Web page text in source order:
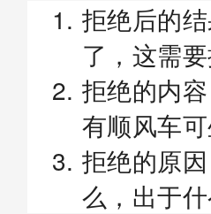
拒绝后的
了，这需
拒绝的内
有顺风车
拒绝的原
么，出于